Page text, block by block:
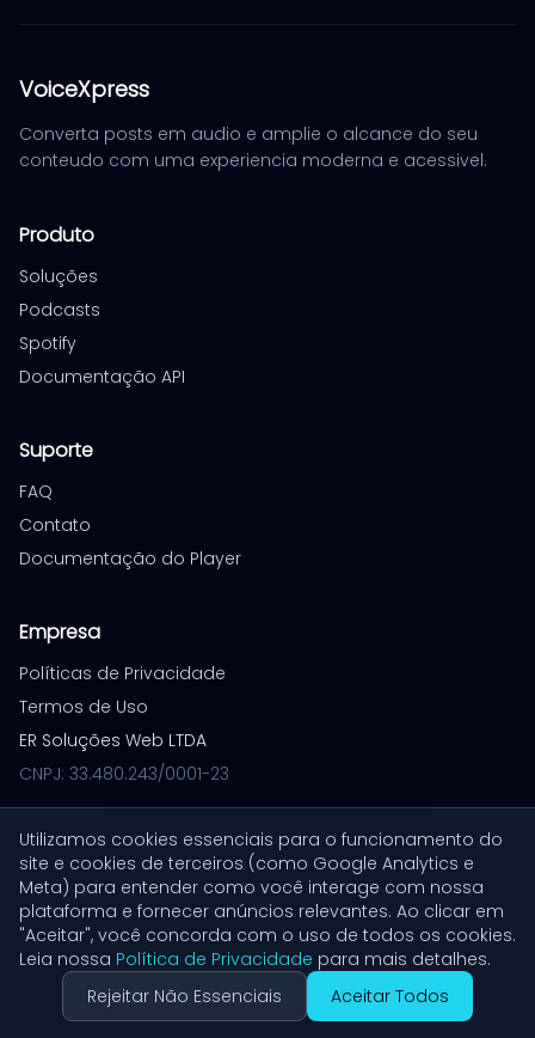
VoiceXpress
Converta posts em audio e amplie o alcance do seu
conteudo com uma experiencia moderna e acessivel.
Produto
Soluções
Podcasts
Spotify
Documentação API
Suporte
FAQ
Contato
Documentação do Player
Empresa
Políticas de Privacidade
Termos de Uso
ER Soluções Web LTDA
CNPJ: 33.480.243/0001-23
© 2026 VoiceXpress. Todos os direitos reservados.
Build: 1779730054
Utilizamos cookies essenciais para o funcionamento do
site e cookies de terceiros (como Google Analytics e
Meta) para entender como você interage com nossa
plataforma e fornecer anúncios relevantes. Ao clicar em
"Aceitar", você concorda com o uso de todos os cookies.
Leia nossa Política de Privacidade para mais detalhes.
Rejeitar Não Essenciais
Aceitar Todos